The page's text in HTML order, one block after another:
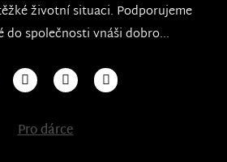
životní situaci. Podporujeme
do společnosti vnáši dobro...
Pro dárce